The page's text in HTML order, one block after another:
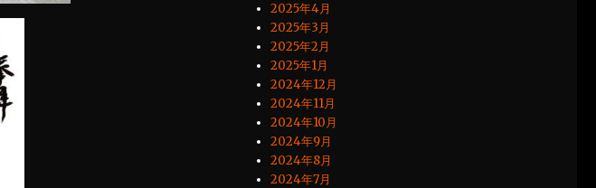
2025年4月
2025年3月
2025年2月
2025年1月
2024年12月
2024年11月
2024年10月
2024年9月
2024年8月
2024年7月